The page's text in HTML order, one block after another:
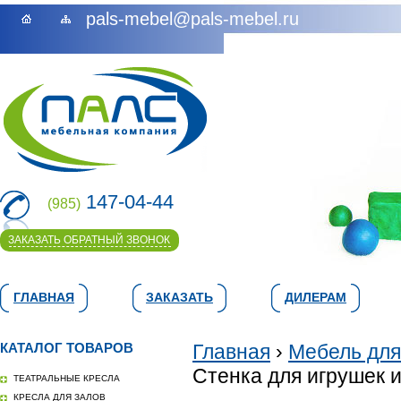
pals-mebel@pals-mebel.ru
(985) 147-04-44
ЗАКАЗАТЬ ОБРАТНЫЙ ЗВОНОК
ГЛАВНАЯ ЗАКАЗАТЬ ДИЛЕРАМ
КАТАЛОГ ТОВАРОВ
ТЕАТРАЛЬНЫЕ КРЕСЛА
КРЕСЛА ДЛЯ ЗАЛОВ
Главная › Мебель
Стенка для игрушек